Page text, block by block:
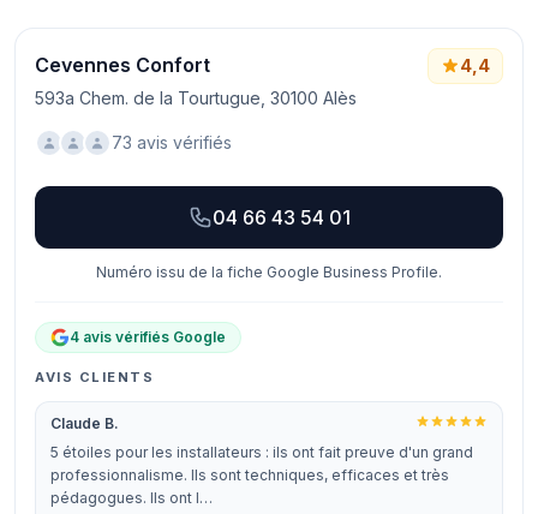
Cevennes Confort
593a Chem. de la Tourtugue, 30100 Alès
4,4
73 avis vérifiés
04 66 43 54 01
Numéro issu de la fiche Google Business Profile.
4 avis vérifiés Google
AVIS CLIENTS
Claude B.
5 étoiles pour les installateurs : ils ont fait preuve d'un grand
professionnalisme. Ils sont techniques, efficaces et très
pédagogues. Ils ont l…